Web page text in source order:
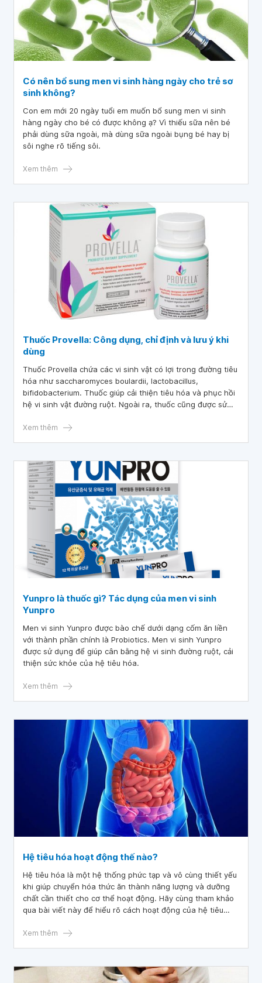
Có nên bổ sung men vi sinh hàng ngày cho trẻ sơ
sinh không?
Con em mới 20 ngày tuổi em muốn bổ sung men vi sinh
hàng ngày cho bé có được không ạ? Vì thiếu sữa nên bé
phải dùng sữa ngoài, mà dùng sữa ngoài bụng bé hay bị
sôi nghe rõ tiếng sôi.
Xem thêm
Thuốc Provella: Công dụng, chỉ định và lưu ý khi
dùng
Thuốc Provella chứa các vi sinh vật có lợi trong đường tiêu
hóa như saccharomyces boulardii, lactobacillus,
bifidobacterium. Thuốc giúp cải thiện tiêu hóa và phục hồi
hệ vi sinh vật đường ruột. Ngoài ra, thuốc cũng được sử
Xem thêm
Yunpro là thuốc gì? Tác dụng của men vi sinh
Yunpro
Men vi sinh Yunpro được bào chế dưới dạng cốm ăn liền
với thành phần chính là Probiotics. Men vi sinh Yunpro
được sử dụng để giúp cân bằng hệ vi sinh đường ruột, cải
thiện sức khỏe của hệ tiêu hóa.
Xem thêm
Hệ tiêu hóa hoạt động thế nào?
Hệ tiêu hóa là một hệ thống phức tạp và vô cùng thiết yếu
khi giúp chuyển hóa thức ăn thành năng lượng và dưỡng
chất cần thiết cho cơ thể hoạt động. Hãy cùng tham khảo
qua bài viết này để hiểu rõ cách hoạt động của hệ tiêu
quan và đưa ra những lựa chọn thực phẩm phù hợp với cơ
Xem thêm